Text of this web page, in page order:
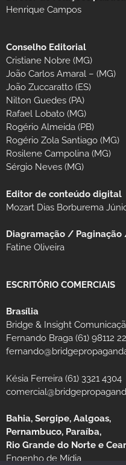
Henrique Campos
Conselho Editorial
Cristiane Nobre (MG)
João Carlos Amaral – (MG)
João Zuccaratto (ES)
Nilton Guedes (PA)
Rafael Lobato (MG)
Rogério Almeida (PB)
Rogério Zola Santiago (MG)
Rosilene Campolina (MG)
Sérgio Neves (MG)
Editor de conteúdo digital
Mozart Dias Borburema
Diagramação / Paginação
Fatine Oliveira
ESCRITÓRIO COMERCIAIS
Brasília
Bridge & Insight
Fernando Braga (61) 98112
Késia Ferreira (61) 3321 4304
Bahia, Sergipe, Aalgoas,
Pernambuco, Paraíba,
Rio Grande do Norte e
Engenho de Mídia